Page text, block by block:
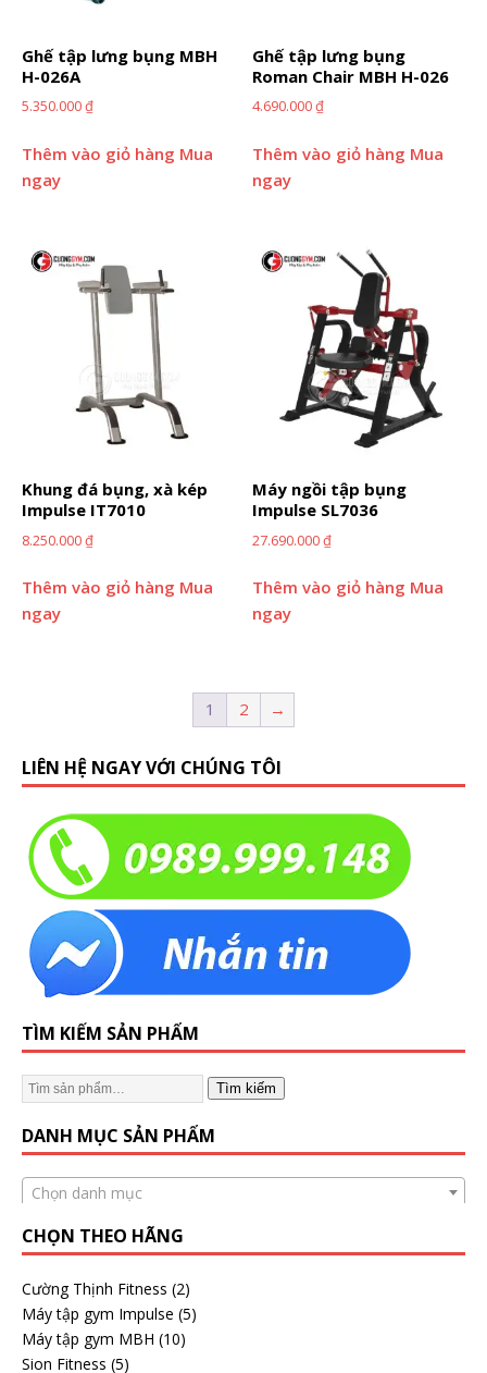
Ghế tập lưng bụng MBH
H-026A
5.350.000₫
Thêm vào giỏ hàng Mua
ngay
Ghế tập lưng bụng
Roman Chair MBH H-026
4.690.000₫
Thêm vào giỏ hàng Mua
ngay
Khung đá bụng, xà kép
Impulse IT7010
8.250.000₫
Thêm vào giỏ hàng Mua
ngay
Máy ngồi tập bụng
Impulse SL7036
27.690.000₫
Thêm vào giỏ hàng Mua
ngay
1 2 →
LIÊN HỆ NGAY VỚI CHÚNG TÔI
TÌM KIẾM SẢN PHẨM
Tìm kiếm
DANH MỤC SẢN PHẨM
Chọn danh mục
CHỌN THEO HÃNG
Cường Thịnh Fitness (2)
Máy tập gym Impulse (5)
Máy tập gym MBH (10)
Sion Fitness (5)